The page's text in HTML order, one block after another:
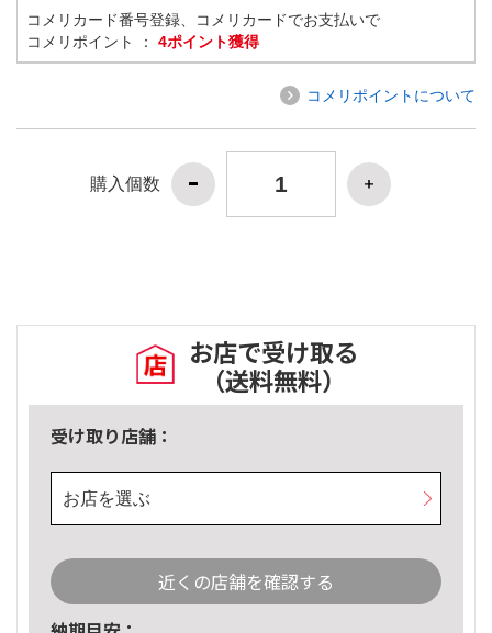
コメリカード番号登録、コメリカードでお支払いで
コメリポイント ： 4ポイント獲得
コメリポイントについて
購入個数
お店で受け取る
（送料無料）
受け取り店舗：
お店を選ぶ
近くの店舗を確認する